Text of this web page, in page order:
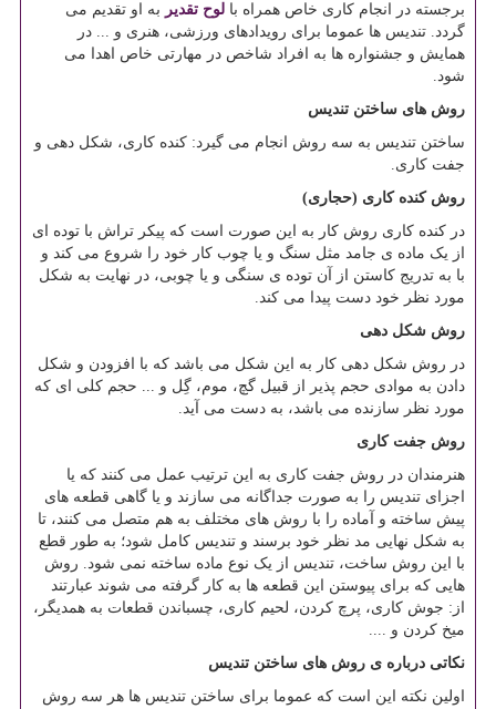
برجسته در انجام کاری خاص همراه با لوح تقدیر به او تقدیم می
گردد. تندیس ها عموما برای رویدادهای ورزشی، هنری و ... در
همایش و جشنواره ها به افراد شاخص در مهارتی خاص اهدا می
شود.
روش های ساختن تندیس
ساختن تندیس به سه روش انجام می گیرد: کنده کاری، شکل دهی و
جفت کاری.
روش کنده کاری (حجاری)
در کنده کاری روش کار به این صورت است که پیکر تراش با توده ای
از یک ماده ی جامد مثل سنگ و یا چوب کار خود را شروع می کند و
با به تدریج کاستن از آن توده ی سنگی و یا چوبی، در نهایت به شکل
مورد نظر خود دست پیدا می کند.
روش شکل دهی
در روش شکل دهی کار به این شکل می باشد که با افزودن و شکل
دادن به موادی حجم پذیر از قبیل گچ، موم، گِل و ... حجم کلی ای که
مورد نظر سازنده می باشد، به دست می آید.
روش جفت کاری
هنرمندان در روش جفت کاری به این ترتیب عمل می کنند که یا
اجزای تندیس را به صورت جداگانه می سازند و یا گاهی قطعه های
پیش ساخته و آماده را با روش های مختلف به هم متصل می کنند، تا
به شکل نهایی مد نظر خود برسند و تندیس کامل شود؛ به طور قطع
با این روش ساخت، تندیس از یک نوع ماده ساخته نمی شود. روش
هایی که برای پیوستن این قطعه ها به کار گرفته می شوند عبارتند
از: جوش کاری، پرچ کردن، لحیم کاری، چسباندن قطعات به همدیگر،
میخ کردن و ....
نکاتی درباره ی روش های ساختن تندیس
اولین نکته این است که عموما برای ساختن تندیس ها هر سه روش